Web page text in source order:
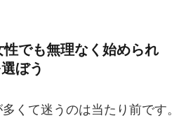
でも無理なく始められ
ぼう
くて迷うのは当たり前です。